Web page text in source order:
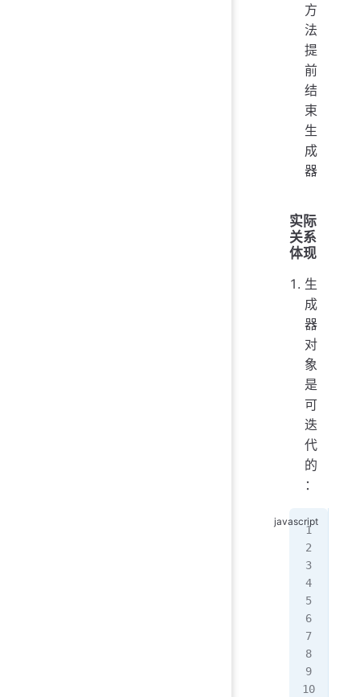
方
法
提
前
结
束
生
成
器
实际
关系
体现
生
成
器
对
象
是
可
迭
代
的
：